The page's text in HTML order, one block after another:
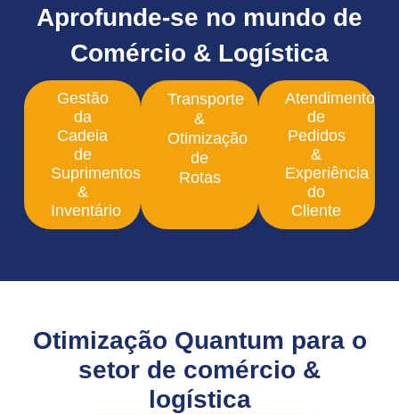
Aprofunde-se no mundo de
Comércio & Logística
Gestão
da
Cadeia
de
Suprimentos
&
Inventário
Transporte
&
Otimização
de
Rotas
Atendimento
de
Pedidos
&
Experiência
do
Cliente
Otimização Quantum para o
setor de comércio &
logística